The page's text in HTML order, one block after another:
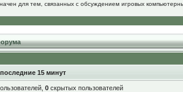
для тем, связанных с обсуждением игровых
15 минут
0скрытых пользователей